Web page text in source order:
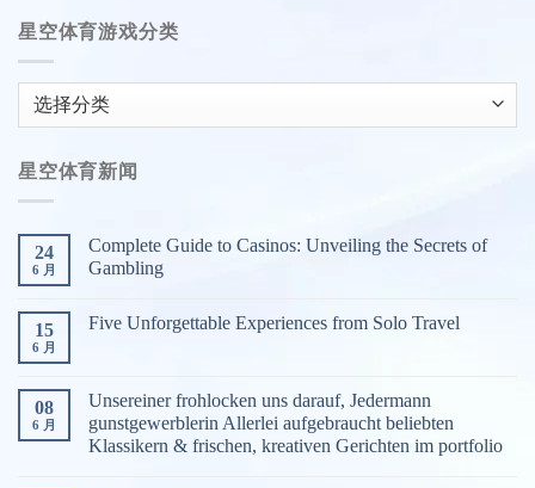
星空体育游戏分类
育
游
戏
类
星空体育新闻
24
6 月
Complete Guide to Casinos: Unveiling the Secrets of
Gambling
15
6 月
Five Unforgettable Experiences from Solo Travel
08
6 月
Unsereiner frohlocken uns darauf, Jedermann
gunstgewerblerin Allerlei aufgebraucht beliebten
Klassikern & frischen, kreativen Gerichten im portfolio